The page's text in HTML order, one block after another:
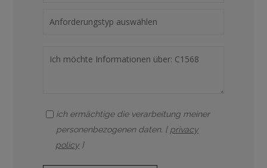
ich ermächtige die verarbeitung meiner
personenbezogenen daten. [ privacy
policy]